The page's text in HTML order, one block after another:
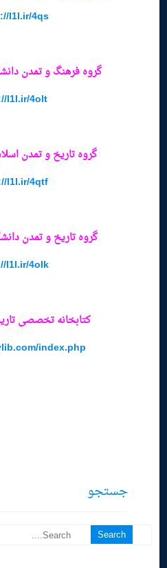
l1l.ir/4qs-
گروه فرهنگ و تمدن
l1l.ir/4olt
گروه تاریخ و تمدن
l1l.ir/4qtf
گروه تاریخ و تمدن
l1l.ir/4olk
کتابخانه تخصصی
index.php
جستجو